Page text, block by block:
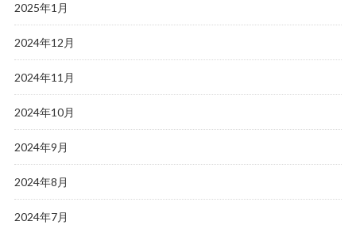
2025年1月
2024年12月
2024年11月
2024年10月
2024年9月
2024年8月
2024年7月